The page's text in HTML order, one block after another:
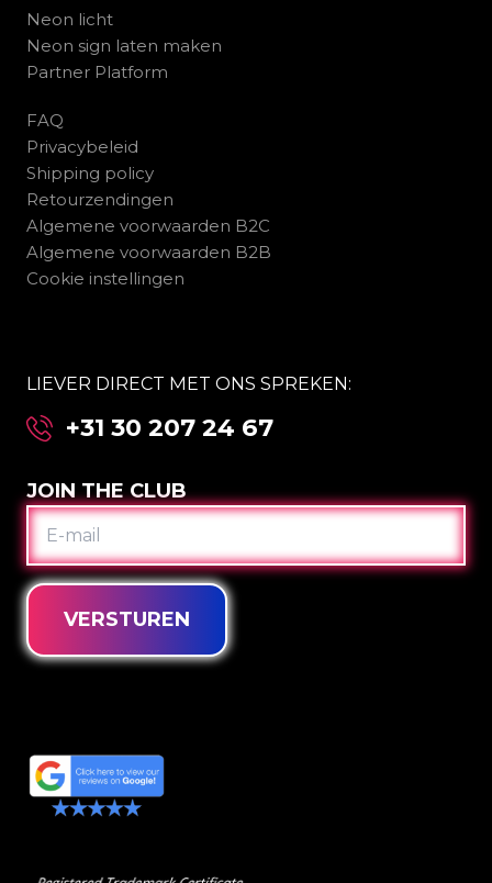
Neon licht
Neon sign laten maken
Partner Platform
FAQ
Privacybeleid
Shipping policy
Retourzendingen
Algemene voorwaarden B2C
Algemene voorwaarden B2B
Cookie instellingen
LIEVER DIRECT MET ONS SPREKEN:
+31 30 207 24 67
JOIN THE CLUB
E-
MAIL
VERSTUREN